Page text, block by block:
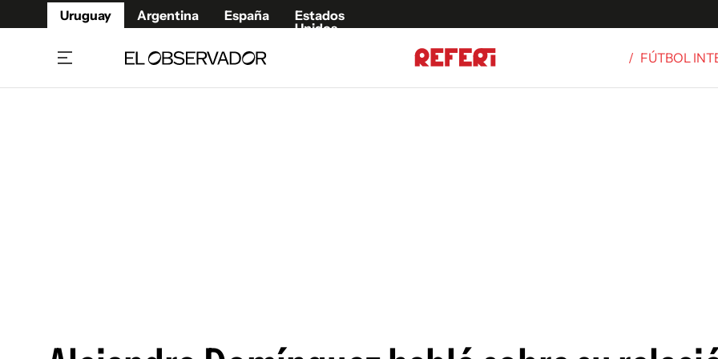
Uruguay Argentina España
Estados
Unidos
/ FÚTBOL